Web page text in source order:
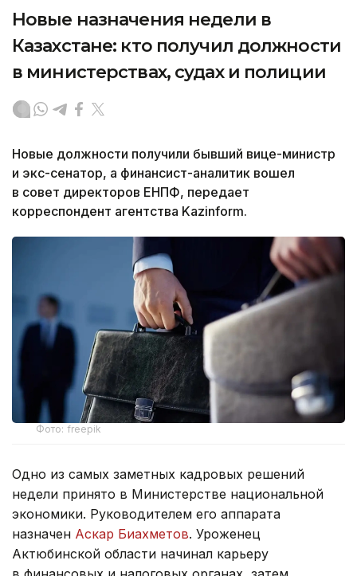
Новые назначения недели в
Казахстане: кто получил должности
в министерствах, судах и полиции
Новые должности получили бывший вице-министр
и экс-сенатор, а финансист-аналитик вошел
в совет директоров ЕНПФ, передает
корреспондент агентства Kazinform.
Фото: freepik
Одно из самых заметных кадровых решений
недели принято в Министерстве национальной
экономики. Руководителем его аппарата
назначен Аскар Биахметов. Уроженец
Актюбинской области начинал карьеру